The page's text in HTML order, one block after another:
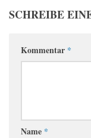
SCHREIBE
Kommentar *
Name *